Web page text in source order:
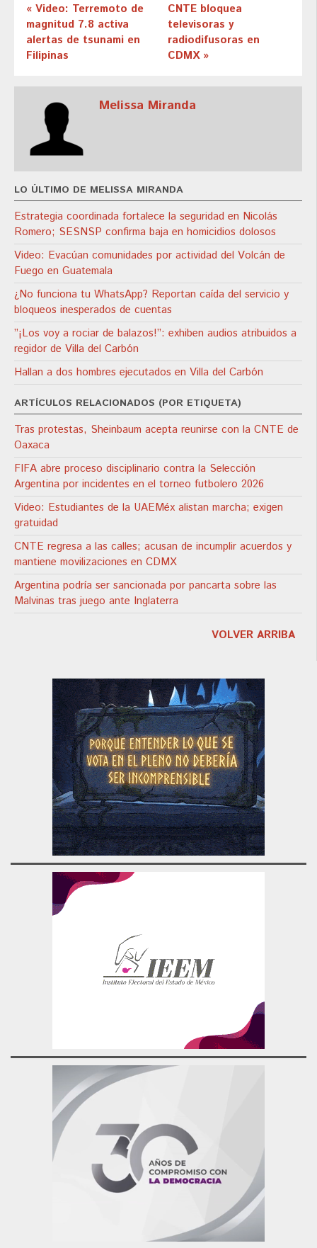
« Video: Terremoto de
magnitud 7.8 activa
alertas de tsunami en
Filipinas
CNTE bloquea
televisoras y
radiodifusoras en
CDMX »
Melissa Miranda
LO ÚLTIMO DE MELISSA MIRANDA
Estrategia coordinada fortalece la seguridad en Nicolás
Romero; SESNSP confirma baja en homicidios dolosos
Video: Evacúan comunidades por actividad del Volcán de
Fuego en Guatemala
¿No funciona tu WhatsApp? Reportan caída del servicio y
bloqueos inesperados de cuentas
”¡Los voy a rociar de balazos!”: exhiben audios atribuidos a
regidor de Villa del Carbón
Hallan a dos hombres ejecutados en Villa del Carbón
ARTÍCULOS RELACIONADOS (POR ETIQUETA)
Tras protestas, Sheinbaum acepta reunirse con la CNTE de
Oaxaca
FIFA abre proceso disciplinario contra la Selección
Argentina por incidentes en el torneo futbolero 2026
Video: Estudiantes de la UAEMéx alistan marcha; exigen
gratuidad
CNTE regresa a las calles; acusan de incumplir acuerdos y
mantiene movilizaciones en CDMX
Argentina podría ser sancionada por pancarta sobre las
Malvinas tras juego ante Inglaterra
VOLVER ARRIBA